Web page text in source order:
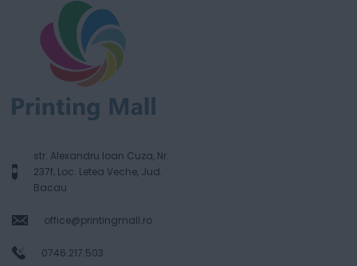
str. Alexandru Ioan Cuza, Nr.
237f, Loc. Letea Veche, Jud.
Bacau
office@printingmall.ro
0746.217.503